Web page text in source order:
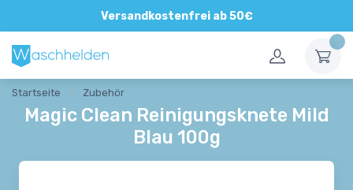
Versandkostenfrei ab 50€
Direkte und persönliche Beratung
Startseite Zubehör
Magic Clean Reinigungsknete Mild
Blau 100g